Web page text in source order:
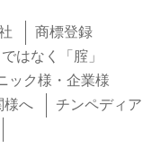
商標登録
はなく「腟」
ック様・企業様
様へ
チンペディア